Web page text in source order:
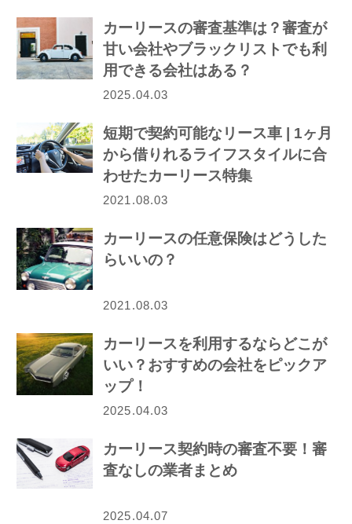
カーリースの審査基準は？審査が
甘い会社やブラックリストでも利
用できる会社はある？
2025.04.03
短期で契約可能なリース車 | 1ヶ月
から借りれるライフスタイルに合
わせたカーリース特集
2021.08.03
カーリースの任意保険はどうした
らいいの？
2021.08.03
カーリースを利用するならどこが
いい？おすすめの会社をピックア
ップ！
2025.04.03
カーリース契約時の審査不要！審
査なしの業者まとめ
2025.04.07